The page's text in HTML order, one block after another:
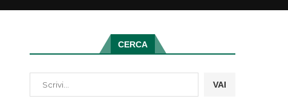
CERCA
VAI